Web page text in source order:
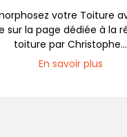
votre Toiture
sur la page dédiée à la
toiture par Christophe...
En savoir plus